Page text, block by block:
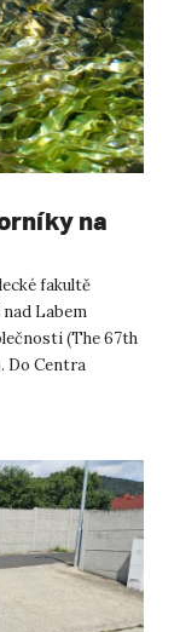
na
fakultě
Labem
(The 67th
Do Centra